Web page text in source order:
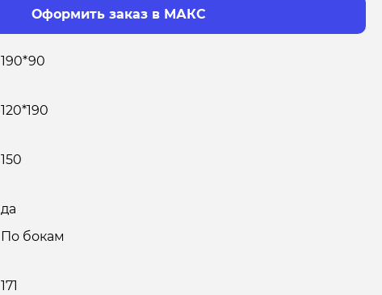
Оформить заказ в МАКС
190*90
120*190
150
да
По бокам
171